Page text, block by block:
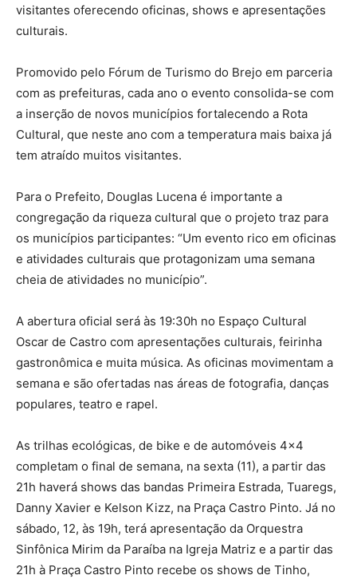
visitantes oferecendo oficinas, shows e apresentações
culturais.
Promovido pelo Fórum de Turismo do Brejo em parceria
com as prefeituras, cada ano o evento consolida-se com
a inserção de novos municípios fortalecendo a Rota
Cultural, que neste ano com a temperatura mais baixa já
tem atraído muitos visitantes.
Para o Prefeito, Douglas Lucena é importante a
congregação da riqueza cultural que o projeto traz para
os municípios participantes: “Um evento rico em oficinas
e atividades culturais que protagonizam uma semana
cheia de atividades no município”.
A abertura oficial será às 19:30h no Espaço Cultural
Oscar de Castro com apresentações culturais, feirinha
gastronômica e muita música. As oficinas movimentam a
semana e são ofertadas nas áreas de fotografia, danças
populares, teatro e rapel.
As trilhas ecológicas, de bike e de automóveis 4×4
completam o final de semana, na sexta (11), a partir das
21h haverá shows das bandas Primeira Estrada, Tuaregs,
Danny Xavier e Kelson Kizz, na Praça Castro Pinto. Já no
sábado, 12, às 19h, terá apresentação da Orquestra
Sinfônica Mirim da Paraíba na Igreja Matriz e a partir das
21h à Praça Castro Pinto recebe os shows de Tinho,